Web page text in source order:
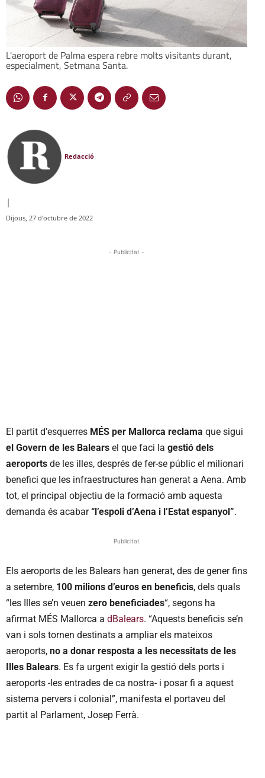
L'aeroport de Palma espera rebre molts visitants durant,
especialment, Setmana Santa.
Redacció
|
Dijous, 27 d'octubre de 2022
- Publicitat -
El partit d’esquerres MÉS per Mallorca reclama que sigui
el Govern de les Balears el que faci la gestió dels
aeroports de les illes, després de fer-se públic el milionari
benefici que les infraestructures han generat a Aena. Amb
tot, el principal objectiu de la formació amb aquesta
demanda és acabar“l’espoli d’Aena i l’Estat espanyol”.
Publicitat
Els aeroports de les Balears han generat, des de gener fins
a setembre, 100 milions d’euros en beneficis, dels quals
“les Illes se’n veuen zero beneficiades“, segons ha
afirmat MÉS Mallorca a dBalears. “Aquests beneficis se’n
van i sols tornen destinats a ampliar els mateixos
aeroports, no a donar resposta a les necessitats de les
Illes Balears. Es fa urgent exigir la gestió dels ports i
aeroports -les entrades de ca nostra- i posar fi a aquest
sistema pervers i colonial”, manifesta el portaveu del
partit al Parlament, Josep Ferrà.